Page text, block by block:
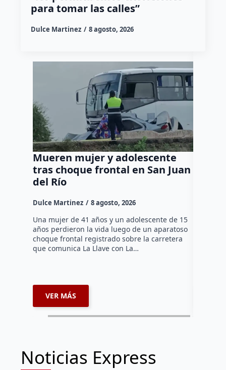
para tomar las calles”
Dulce Martinez 8 agosto, 2026
Mueren mujer y adolescente
tras choque frontal en San Juan
del Río
Dulce Martinez 8 agosto, 2026
Una mujer de 41 años y un adolescente de 15
años perdieron la vida luego de un aparatoso
choque frontal registrado sobre la carretera
que comunica La Llave con La…
VER MÁS
Noticias Express